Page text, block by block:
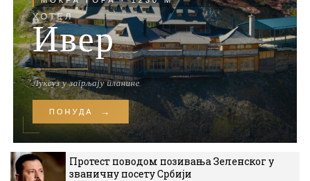
Протест поводом позивања Зеленског у
званичну посету Србији